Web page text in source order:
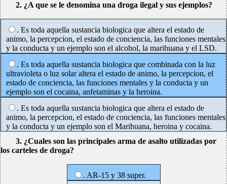
2. ¿A que se le denomina una droga ilegal y sus ejemplos?
. Es toda aquella sustancia biologica que altera el estado de
animo, la percepcion, el estado de conciencia, las funciones mentales
y la conducta y un ejemplo son el alcohol, la marihuana y el LSD.
. Es toda aquella sustancia biologica que combinada con la luz
ultravioleta o luz solar altera el estado de animo, la percepcion, el
estado de conciencia, las funciones mentales y la conducta y un
ejemplo son el cocaina, anfetaminas y la heroina.
. Es toda aquella sustancia biologica que altera el estado de
animo, la percepcion, el estado de conciencia, las funciones mentales
y la conducta y un ejemplo son el Marihuana, heroina y cocaina.
3. ¿Cuales son las principales arma de asalto utilizadas por
los carteles de droga?
. AR-15 y 38 super.